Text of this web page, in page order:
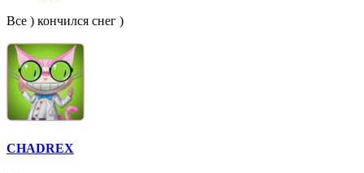
Все ) кончился снег )
CHADREX